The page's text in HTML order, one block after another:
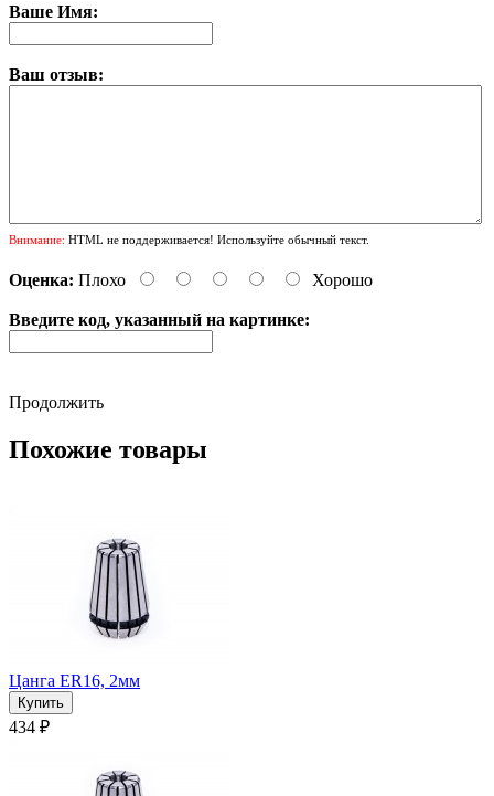
Ваше Имя:
Ваш отзыв:
Внимание: HTML не поддерживается! Используйте обычный текст.
Оценка: Плохо Хорошо
Введите код, указанный на картинке:
Продолжить
Похожие товары
Цанга ER16, 2мм
434 ₽